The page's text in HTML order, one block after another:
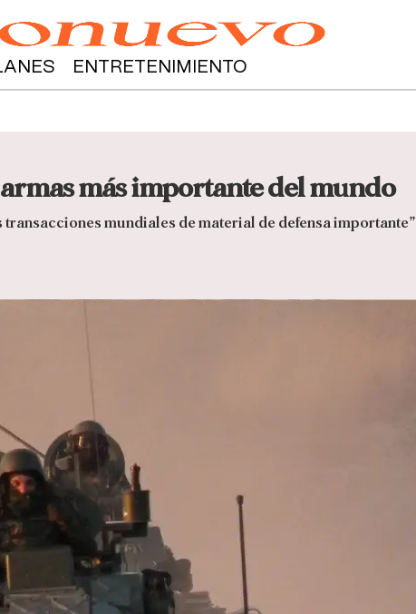
ENTRETENIMIENTO
más importante del mundo
mundiales de material de defensa importante”